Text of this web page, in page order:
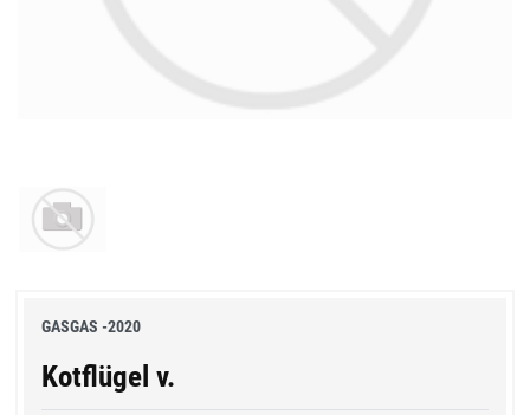
GASGAS -2020
Kotflügel v.